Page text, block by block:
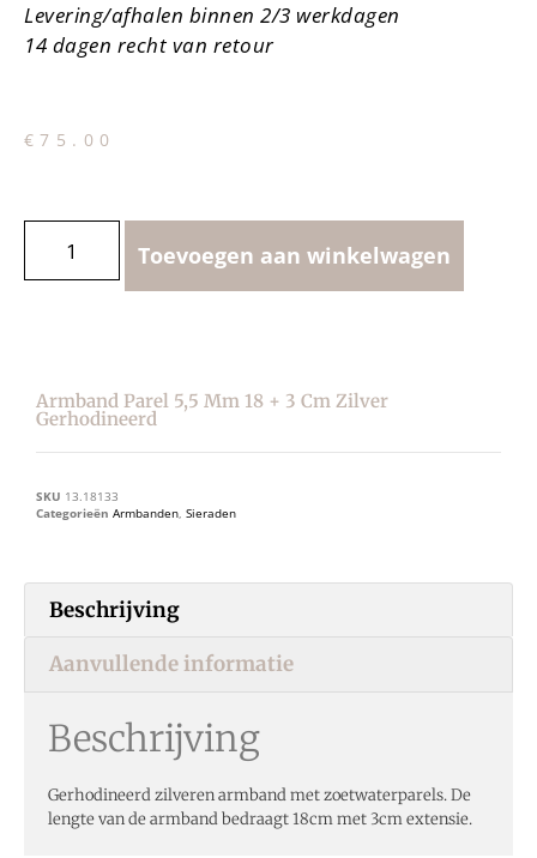
Levering/afhalen binnen 2/3 werkdagen
14 dagen recht van retour
€75.00
Toevoegen aan winkelwagen
Armband Parel 5,5 Mm 18 + 3 Cm Zilver
Gerhodineerd
SKU 13.18133
Categorieën Armbanden, Sieraden
Beschrijving
Aanvullende informatie
Beschrijving
Gerhodineerd zilveren armband met zoetwaterparels. De
lengte van de armband bedraagt 18cm met 3cm extensie.